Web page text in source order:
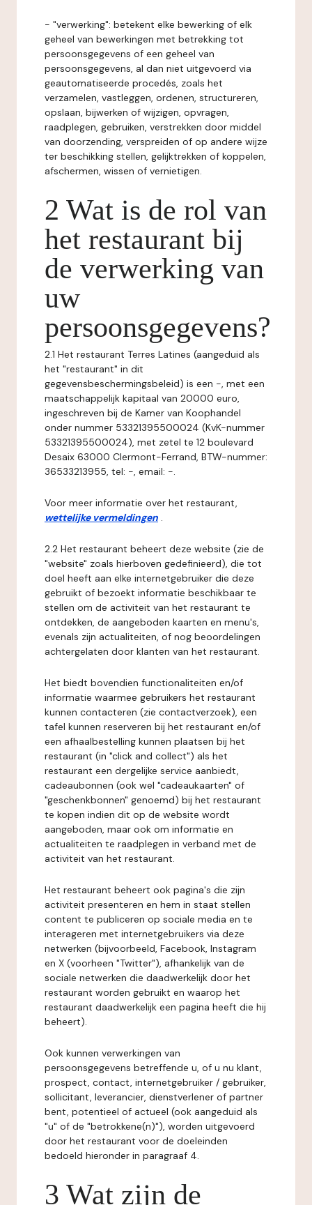
- "verwerking": betekent elke bewerking of elk
geheel van bewerkingen met betrekking tot
persoonsgegevens of een geheel van
persoonsgegevens, al dan niet uitgevoerd via
geautomatiseerde procedés, zoals het
verzamelen, vastleggen, ordenen, structureren,
opslaan, bijwerken of wijzigen, opvragen,
raadplegen, gebruiken, verstrekken door middel
van doorzending, verspreiden of op andere wijze
ter beschikking stellen, gelijktrekken of koppelen,
afschermen, wissen of vernietigen.
2 Wat is de rol van
het restaurant bij
de verwerking van
uw
persoonsgegevens?
2.1 Het restaurant Terres Latines (aangeduid als
het "restaurant" in dit
gegevensbeschermingsbeleid) is een -, met een
maatschappelijk kapitaal van 20000 euro,
ingeschreven bij de Kamer van Koophandel
onder nummer 53321395500024 (KvK-nummer
53321395500024), met zetel te 12 boulevard
Desaix 63000 Clermont-Ferrand, BTW-nummer:
36533213955, tel: -, email: -.
Voor meer informatie over het restaurant,
wettelijke vermeldingen .
2.2 Het restaurant beheert deze website (zie de
"website" zoals hierboven gedefinieerd), die tot
doel heeft aan elke internetgebruiker die deze
gebruikt of bezoekt informatie beschikbaar te
stellen om de activiteit van het restaurant te
ontdekken, de aangeboden kaarten en menu's,
evenals zijn actualiteiten, of nog beoordelingen
achtergelaten door klanten van het restaurant.
Het biedt bovendien functionaliteiten en/of
informatie waarmee gebruikers het restaurant
kunnen contacteren (zie contactverzoek), een
tafel kunnen reserveren bij het restaurant en/of
een afhaalbestelling kunnen plaatsen bij het
restaurant (in "click and collect") als het
restaurant een dergelijke service aanbiedt,
cadeaubonnen (ook wel "cadeaukaarten" of
"geschenkbonnen" genoemd) bij het restaurant
te kopen indien dit op de website wordt
aangeboden, maar ook om informatie en
actualiteiten te raadplegen in verband met de
activiteit van het restaurant.
Het restaurant beheert ook pagina's die zijn
activiteit presenteren en hem in staat stellen
content te publiceren op sociale media en te
interageren met internetgebruikers via deze
netwerken (bijvoorbeeld, Facebook, Instagram
en X (voorheen "Twitter"), afhankelijk van de
sociale netwerken die daadwerkelijk door het
restaurant worden gebruikt en waarop het
restaurant daadwerkelijk een pagina heeft die hij
beheert).
Ook kunnen verwerkingen van
persoonsgegevens betreffende u, of u nu klant,
prospect, contact, internetgebruiker / gebruiker,
sollicitant, leverancier, dienstverlener of partner
bent, potentieel of actueel (ook aangeduid als
"u" of de "betrokkene(n)"), worden uitgevoerd
door het restaurant voor de doeleinden
bedoeld hieronder in paragraaf 4.
3 Wat zijn de